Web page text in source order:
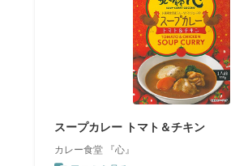
スープカレー トマト＆チキン
カレー食堂 『心』